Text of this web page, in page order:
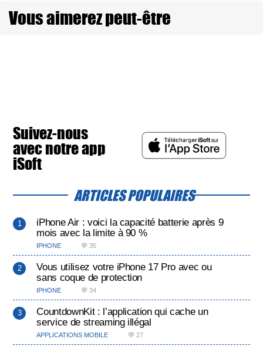
Vous aimerez peut-être
Suivez-nous
avec notre app
iSoft
ARTICLES POPULAIRES
iPhone Air : voici la capacité batterie après 9
mois avec la limite à 90 %
IPHONE 💬 35
Vous utilisez votre iPhone 17 Pro avec ou
sans coque de protection
IPHONE 💬 34
CountdownKit : l’application qui cache un
service de streaming illégal
APPLICATIONS MOBILE 💬 27